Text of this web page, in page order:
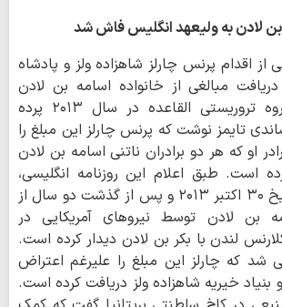
لادن به ولیعهد انگلیس فاش شد
از اقدام پرنس چارلز شاهزاده ولز و پادشاه
مبالغی از خانواده اسامه بن لادن
سرکرده پیشین گروه تروریستی القاعده در سال ۲۰۱۳ پرده
تایمز نوشت که پرنس چارلز این مبلغ را
او که هر دو برادران ناتنی اسامه بن لادن
است. طبق اعلام این روزنامه انگلیسی،
پرنس چارلز در تاریخ ۳۰ اکتبر ۲۰۱۳ و پس از گذشت دو سال از
بن لادن توسط نیروهای آمریکایی در
لندن با بکر بن لادن دیدار کرده است.
شد که چارلز این مبلغ را علیرغم اعتراض
خیریه شاهزاده ولز دریافت کرده است.